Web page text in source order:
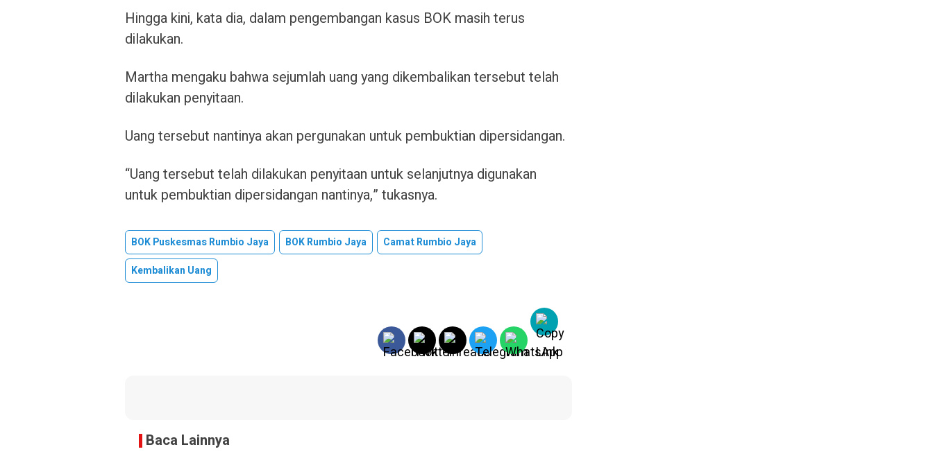
Hingga kini, kata dia, dalam pengembangan kasus BOK masih terus
dilakukan.
Martha mengaku bahwa sejumlah uang yang dikembalikan tersebut telah
dilakukan penyitaan.
Uang tersebut nantinya akan pergunakan untuk pembuktian dipersidangan.
“Uang tersebut telah dilakukan penyitaan untuk selanjutnya digunakan
untuk pembuktian dipersidangan nantinya,” tukasnya.
BOK Puskesmas Rumbio Jaya BOK Rumbio Jaya
Camat Rumbio Jaya
Kembalikan Uang
Baca Lainnya